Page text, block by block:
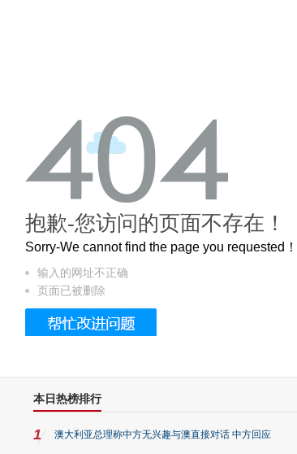
长卷，还原了600岁的紫禁城
抱歉-您访问的页面不存在！
Sorry-We cannot find the page you requested！
输入的网址不正确
页面已被删除
本日热榜排行
1 澳大利亚总理称中方无兴趣与澳直接对话 中方回应